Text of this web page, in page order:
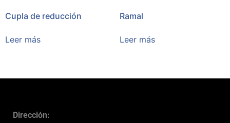
Cupla de reducción
Leer más
Ramal
Leer más
Dirección: